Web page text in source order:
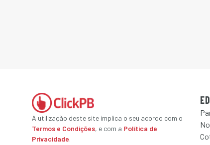
A utilização deste site implica o seu acordo com o
Termos e Condições, e com a Política de
Privacidade.